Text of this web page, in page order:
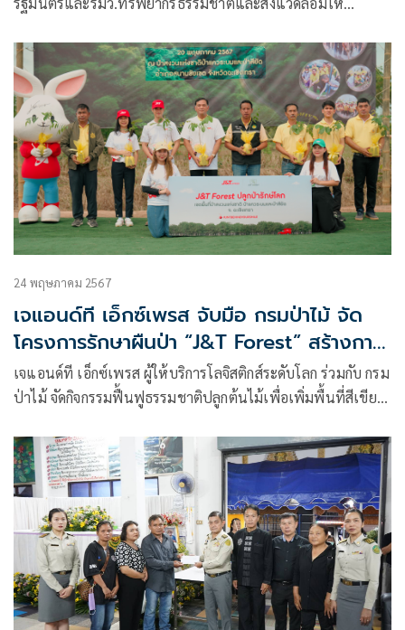
24 พฤษภาคม 2567
เจแอนด์ที เอ็กซ์เพรส จับมือ กรมป่าไม้ จัด
โครงการรักษาผืนป่า “J&T Forest” สร้างการ
ตระหนักถึงความสำคัญของการดูแลสิ่ง
แวดล้อม
เจแอนด์ที เอ็กซ์เพรส ผู้ให้บริการโลจิสติกส์ระดับโลก ร่วมกับ กรม
ป่าไม้ จัดกิจกรรมฟื้นฟูธรรมชาติปลูกต้นไม้เพื่อเพิ่มพื้นที่สีเขียว